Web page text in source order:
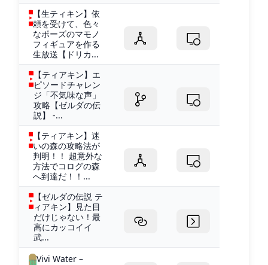
【生ティキン】依
頼を受けて、色々
なポーズのマモノ
フィギュアを作る
生放送【ドリカ...
【ティアキン】エ
ピソードチャレン
ジ「不気味な声」
攻略【ゼルダの伝
説】 -...
【ティアキン】迷
いの森の攻略法が
判明！！ 超意外な
方法でコログの森
へ到達だ！！...
【ゼルダの伝説 テ
ィアキン】見た目
だけじゃない！最
高にカッコイイ
武...
Vivi Water –